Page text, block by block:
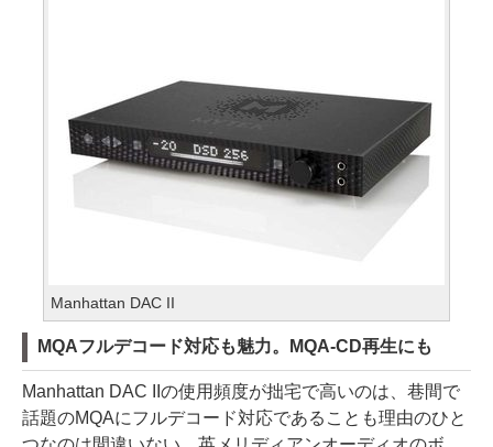
Manhattan DAC II
MQAフルデコード対応も魅力。MQA-CD再生にも
Manhattan DAC IIの使用頻度が拙宅で高いのは、巷間で
話題のMQAにフルデコード対応であることも理由のひと